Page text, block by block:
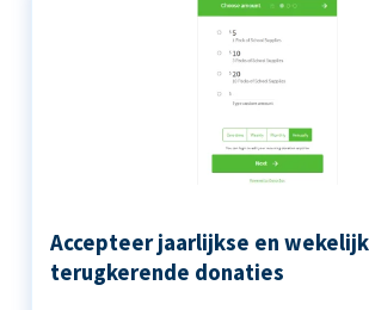
Accepteer jaarlijkse en
terugkerende donaties